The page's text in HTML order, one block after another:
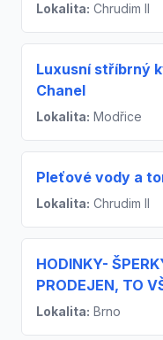
Lokalita: Chrudim II
Luxusní stříbrný
Chanel
Lokalita: Modřice
Pleťové vody a
Lokalita: Chrudim II
HODINKY-
PRODEJEN, TO
Lokalita: Brno